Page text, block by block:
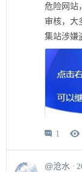
危险网站
审核，大
集站涉嫌
 1 
@沧水 ·